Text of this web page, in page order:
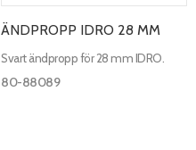
ÄNDPROPP IDRO 28 MM
Svart ändpropp för 28 mm IDRO.
80-88089